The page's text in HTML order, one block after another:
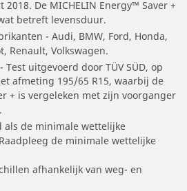
De MICHELIN Energy™ Saver +
betreft levensduur.
- Audi, BMW, Ford, Honda,
Renault, Volkswagen.
uitgevoerd door TÜV SÜD, op
afmeting 195/65 R15, waarbij de
+ is vergeleken met zijn voorganger
als de minimale wettelijke
de minimale wettelijke
afhankelijk van weg- en